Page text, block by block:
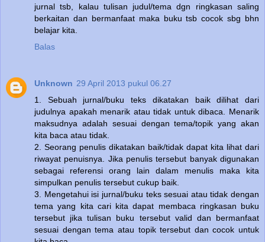
jurnal tsb, kalau tulisan judul/tema dgn ringkasan saling
berkaitan dan bermanfaat maka buku tsb cocok sbg bhn
belajar kita.
Balas
Unknown 29 April 2013 pukul 06.27
1. Sebuah jurnal/buku teks dikatakan baik dilihat dari
judulnya apakah menarik atau tidak untuk dibaca. Menarik
maksudnya adalah sesuai dengan tema/topik yang akan
kita baca atau tidak.
2. Seorang penulis dikatakan baik/tidak dapat kita lihat dari
riwayat penuisnya. Jika penulis tersebut banyak digunakan
sebagai referensi orang lain dalam menulis maka kita
simpulkan penulis tersebut cukup baik.
3. Mengetahui isi jurnal/buku teks sesuai atau tidak dengan
tema yang kita cari kita dapat membaca ringkasan buku
tersebut jika tulisan buku tersebut valid dan bermanfaat
sesuai dengan tema atau topik tersebut dan cocok untuk